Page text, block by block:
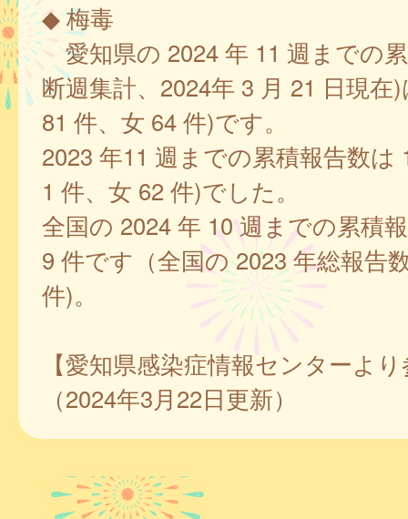
◆ 梅毒
愛知県の 2024 年 11 週までの
断週集計、2024年 3 月 21 日現在
81 件、女 64 件)です。
2023 年11 週までの累積報告数は
1 件、女 62 件)でした。
全国の 2024 年 10 週までの累積
9 件です（全国の 2023 年総報告
件)。
【愛知県感染症情報センターよ
（2024年3月22日更新）